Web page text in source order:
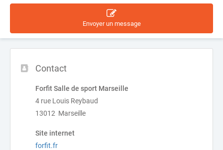
Envoyer un message
Contact
Forfit Salle de sport Marseille
4 rue Louis Reybaud
13012 Marseille
Site internet
forfit.fr